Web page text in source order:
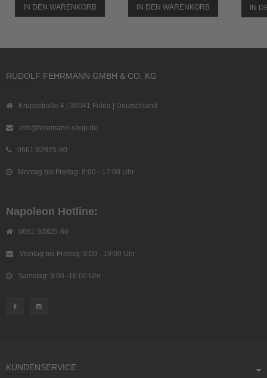
IN DEN WARENKORB IN DEN WARENKORB IN
RUDOLF FEHRMANN GMBH & CO. KG
Kruppstraße 4 | 36041 Fulda | Deutschland
info@fehrmann-shop.de
0661 92825-80
Montag bis Freitag: 8:00 - 17:00 Uhr
Napoleon Hotline:
0661 92825-80
Montag bis Freitag: 9:00 - 19:00 Uhr
Samstag: 9:00 -16:00 Uhr
KUNDENSERVICE